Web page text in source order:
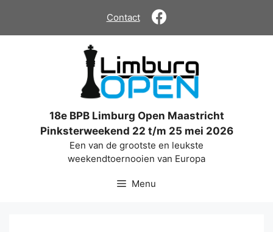
de
Contact
18e BPB Limburg Open Maastricht
Pinksterweekend 22 t/m 25 mei 2026
Een van de grootste en leukste
weekendtoernooien van Europa
Menu